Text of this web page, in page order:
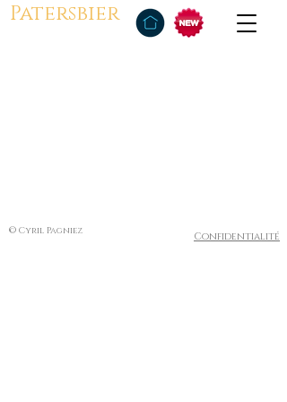
Patersbier
© Cyril Pagniez Confidentialité